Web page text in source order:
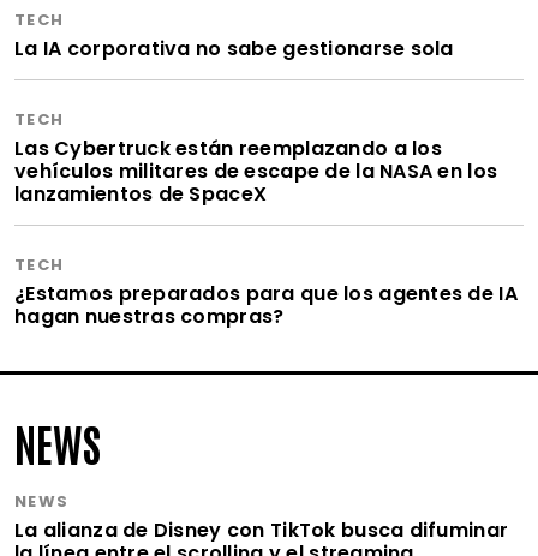
TECH
La IA corporativa no sabe gestionarse sola
TECH
Las Cybertruck están reemplazando a los
vehículos militares de escape de la NASA en los
lanzamientos de SpaceX
TECH
¿Estamos preparados para que los agentes de IA
hagan nuestras compras?
NEWS
NEWS
La alianza de Disney con TikTok busca difuminar